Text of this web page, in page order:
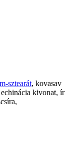
sztearát, kovasav
kivonat, ír